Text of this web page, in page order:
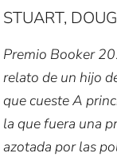
STUART,
Premio Booker
relato de un hijo
que cueste A
la que fuera una
azotada por las